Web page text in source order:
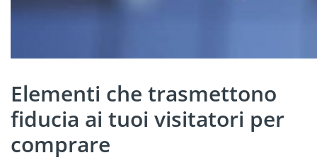
Elementi che trasmettono
fiducia ai tuoi visitatori per
comprare